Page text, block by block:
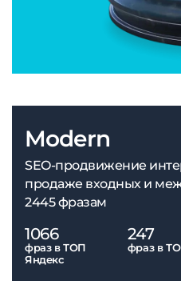
Modern
SEO-продвижение
продаже входных и
2445 фразам
1066
фраз в ТОП
Яндекс
247
фраз в